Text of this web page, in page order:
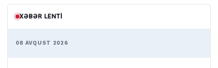
XƏBƏR LENTI
08 AVQUST 2026